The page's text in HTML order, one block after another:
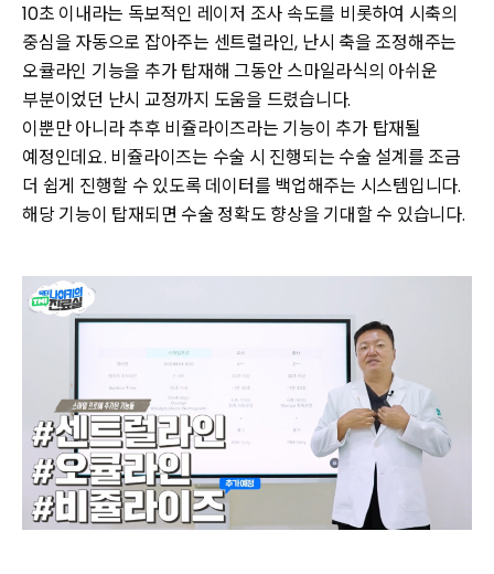
10초 이내라는 독보적인 레이저 조사 속도를 비롯하여 시축의
중심을 자동으로 잡아주는 센트럴라인, 난시 축을 조정해주는
오큘라인 기능을 추가 탑재해 그동안 스마일라식의 아쉬운
부분이었던 난시 교정까지 도움을 드렸습니다.
이뿐만 아니라 추후 비쥴라이즈라는 기능이 추가 탑재될
예정인데요. 비쥴라이즈는 수술 시 진행되는 수술 설계를 조금
더 쉽게 진행할 수 있도록 데이터를 백업해주는 시스템입니다.
해당 기능이 탑재되면 수술 정확도 향상을 기대할 수 있습니다.